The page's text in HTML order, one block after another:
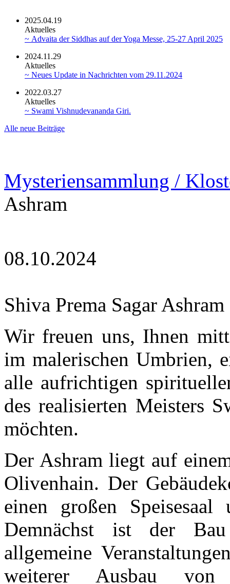
2025.04.19
Aktuelles
~ Advaita der Siddhas auf der Yoga Messe, 25-27 April 2025
2024.11.29
Aktuelles
~ Neues Update in Nachrichten vom 29.11.2024
2022.03.27
Aktuelles
~ Swami Vishnudevananda Giri.
Alle neue Beiträge
Mysteriensammlung /
Ashram
08.10.2024
Shiva Prema Sagar Ashram
Wir freuen uns, Ihnen
im malerischen Umbrien,
alle aufrichtigen
des realisierten Meisters
möchten.
Der Ashram liegt auf
Olivenhain. Der
einen großen
Demnächst ist der
allgemeine
weiterer Ausbau von